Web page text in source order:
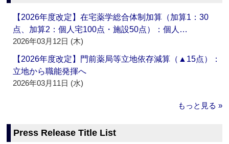
【2026年度改定】在宅薬学総合体制加算（加算1：30
点、加算2：個人宅100点・施設50点）：個人…
2026年03月12日 (木)
【2026年度改定】門前薬局等立地依存減算（▲15点）：
立地から職能発揮へ
2026年03月11日 (水)
もっと見る »
Press Release Title List